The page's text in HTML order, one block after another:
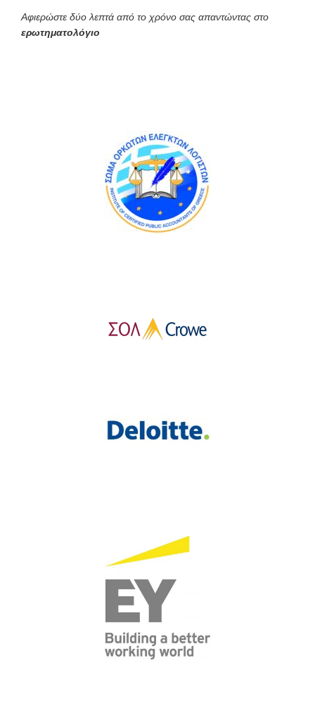
Αφιερώστε δύο λεπτά από το χρόνο σας απαντώντας στο
ερωτηματολόγιο